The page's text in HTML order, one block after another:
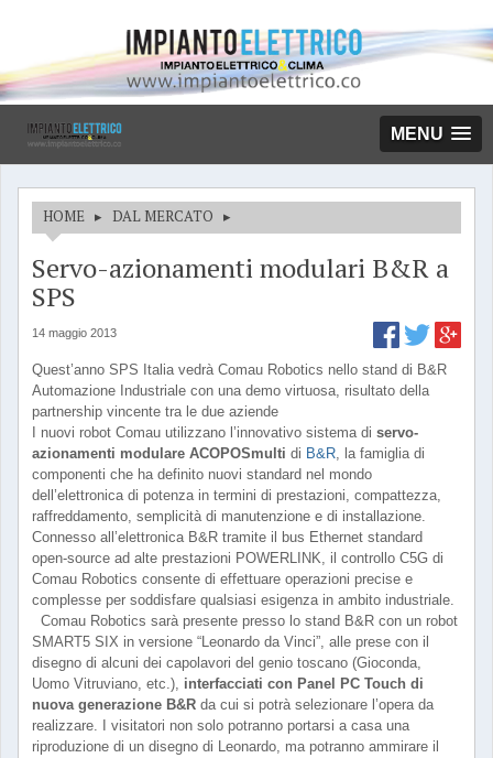
MENU
HOME ▸ DAL MERCATO ▸
Servo-azionamenti modulari B&R a
SPS
14 maggio 2013
Quest’anno SPS Italia vedrà Comau Robotics nello stand di B&R
Automazione Industriale con una demo virtuosa, risultato della
partnership vincente tra le due aziende
I nuovi robot Comau utilizzano l’innovativo sistema di servo-
azionamenti modulare ACOPOSmulti di B&R, la famiglia di
componenti che ha definito nuovi standard nel mondo
dell’elettronica di potenza in termini di prestazioni, compattezza,
raffreddamento, semplicità di manutenzione e di installazione.
Connesso all’elettronica B&R tramite il bus Ethernet standard
open-source ad alte prestazioni POWERLINK, il controllo C5G di
Comau Robotics consente di effettuare operazioni precise e
complesse per soddisfare qualsiasi esigenza in ambito industriale.
Comau Robotics sarà presente presso lo stand B&R con un robot
SMART5 SIX in versione “Leonardo da Vinci”, alle prese con il
disegno di alcuni dei capolavori del genio toscano (Gioconda,
Uomo Vitruviano, etc.), interfacciati con Panel PC Touch di
nuova generazione B&R da cui si potrà selezionare l’opera da
realizzare. I visitatori non solo potranno portarsi a casa una
riproduzione di un disegno di Leonardo, ma potranno ammirare il